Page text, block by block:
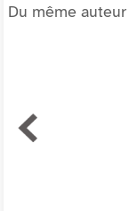
Du même auteur